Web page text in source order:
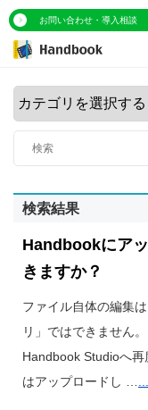
お問い合わせ・導入相談
検索結果
Handbookにア
きますか？
ファイル自体の編集
リ」ではできません
Handbook Studioへ
はアップロードし …